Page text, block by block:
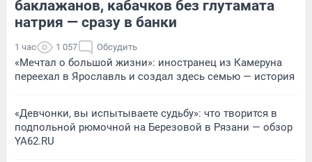
баклажанов, кабачков без глутамата
натрия — сразу в банки
1 час 1 057 Обсудить
«Мечтал о большой жизни»: иностранец из Камеруна
переехал в Ярославль и создал здесь семью — история
«Девчонки, вы испытываете судьбу»: что творится в
подпольной рюмочной на Березовой в Рязани — обзор
YA62.RU